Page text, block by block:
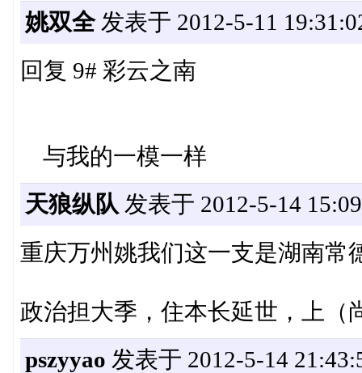
姚双全发表于 2012-5-11
回复 9# 彩云之南
与我的一模一样
天狼纵队 发表于 2012-5-14
重庆万州姚我们这一支是湖南常
政治担大季，住本长延世，上（
pszyyao 发表于 2012-5-14